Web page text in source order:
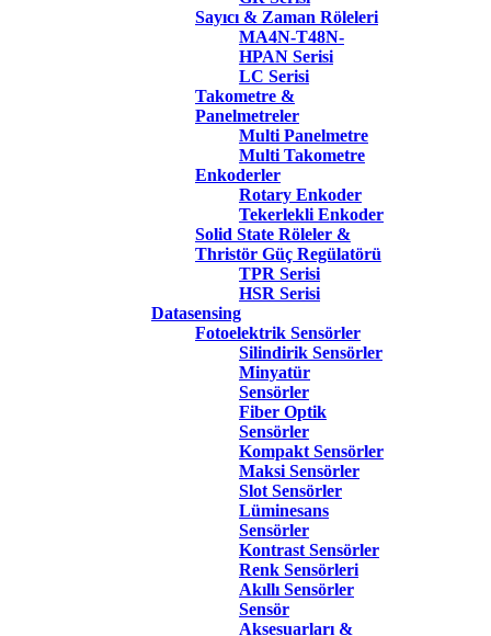
Sayıcı & Zaman Röleleri
MA4N-T48N-
HPAN Serisi
LC Serisi
Takometre &
Panelmetreler
Multi Panelmetre
Multi Takometre
Enkoderler
Rotary Enkoder
Tekerlekli Enkoder
Solid State Röleler &
Thristör Güç Regülatörü
TPR Serisi
HSR Serisi
Datasensing
Fotoelektrik Sensörler
Silindirik Sensörler
Minyatür
Sensörler
Fiber Optik
Sensörler
Kompakt Sensörler
Maksi Sensörler
Slot Sensörler
Lüminesans
Sensörler
Kontrast Sensörler
Renk Sensörleri
Akıllı Sensörler
Sensör
Aksesuarları &